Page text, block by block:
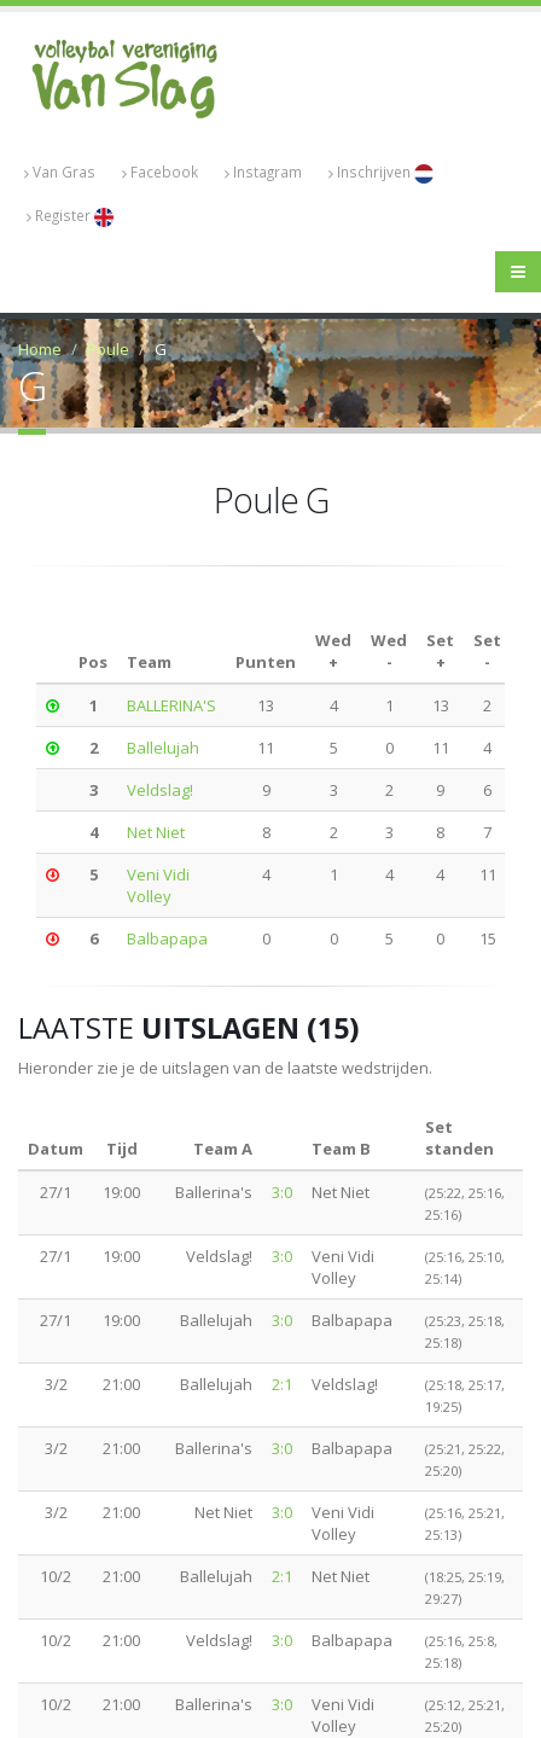
Van Gras Facebook Instagram Inschrijven
Register
Home Poule G
G
Poule G
Pos Team Punten
Wed
+
Wed
-
Set
+
Set
-
1
BALLERINA'S 13 4 1 13 2
2
Ballelujah 11 5 0 11 4
3
Veldslag! 9 3 2 9 6
4
Net Niet 8 2 3 8 7
5
Veni Vidi
Volley
4 1 4 4 11
6 Balbapapa 0 0 5 0 15
LAATSTE UITSLAGEN (15)
Hieronder zie je de uitslagen van de laatste wedstrijden.
Datum Tijd Team A Team B
Set
standen
27/1
19:00 Ballerina's 3:0 Net Niet
(25:22, 25:16,
25:16)
27/1 19:00 Veldslag! 3:0
Veni Vidi
Volley
(25:16, 25:10,
25:14)
27/1 19:00 Ballelujah 3:0 Balbapapa
(25:23, 25:18,
25:18)
3/2 21:00 Ballelujah 2:1 Veldslag!
(25:18, 25:17,
19:25)
3/2 21:00 Ballerina's 3:0 Balbapapa
(25:21, 25:22,
25:20)
3/2 21:00 Net Niet 3:0
Veni Vidi
Volley
(25:16, 25:21,
25:13)
10/2 21:00 Ballelujah 2:1 Net Niet
(18:25, 25:19,
29:27)
10/2 21:00 Veldslag! 3:0 Balbapapa
(25:16, 25:8,
25:18)
10/2 21:00 Ballerina's 3:0
Veni Vidi
Volley
(25:12, 25:21,
25:20)